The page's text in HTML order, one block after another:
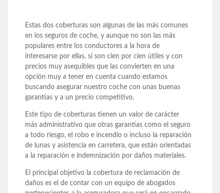
Estas dos coberturas son algunas de las más comunes
en los seguros de coche, y aunque no son las más
populares entre los conductores a la hora de
interesarse por ellas, si son cien por cien útiles y con
precios muy asequibles que las convierten en una
opción muy a tener en cuenta cuando estamos
buscando asegurar nuestro coche con unas buenas
garantías y a un precio competitivo.
Este tipo de coberturas tienen un valor de carácter
más administrativo que otras garantías como el seguro
a todo riesgo, el robo e incendio o incluso la reparación
de lunas y asistencia en carretera, que están orientadas
a la reparación e indemnización por daños materiales.
El principal objetivo la cobertura de reclamación de
daños es el de contar con un equipo de abogados